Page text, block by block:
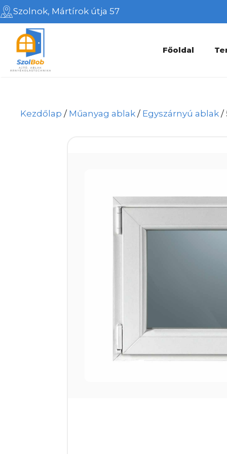
Kilépés
a
tartalomba
Szolnok, Mártírok útja 57
Főoldal
Kezdőlap / Műanyag ablak / Egyszárnyú ablak /